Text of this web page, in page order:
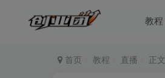
教程
首页 教程 直播 正文